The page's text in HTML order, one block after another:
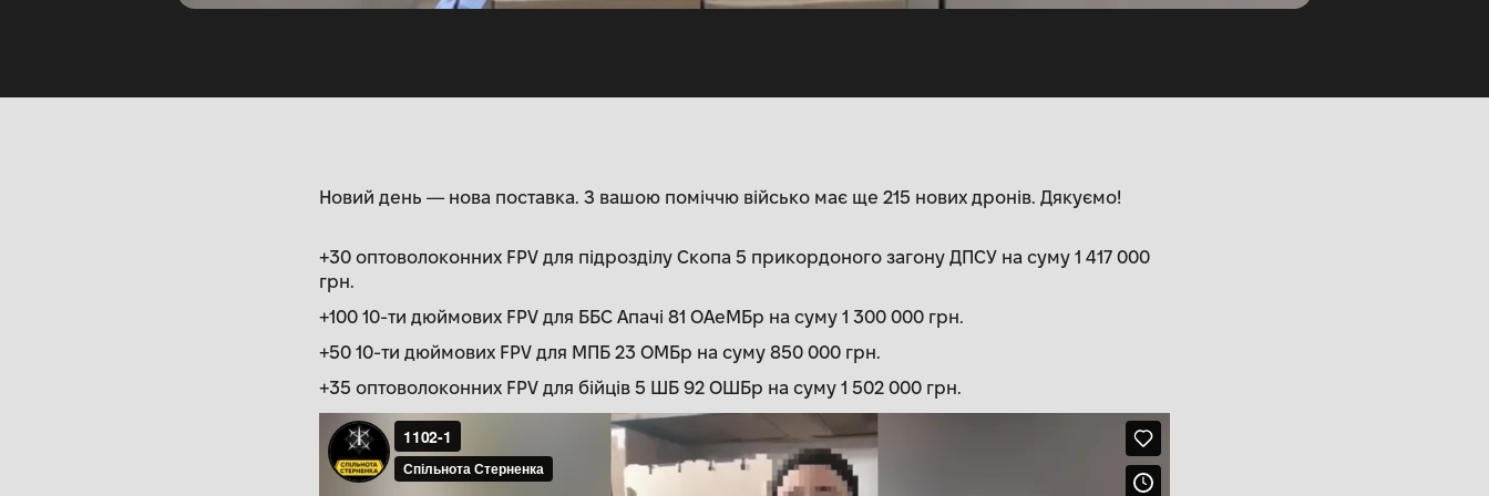
Новий день — нова поставка. З вашою поміччю військо має ще 215 нових дронів. Дякуємо!
+30 оптоволоконних FPV для підрозділу Скопа 5 прикордоного загону ДПСУ на суму 1 417 000
грн.
+100 10-ти дюймових FPV для ББС Апачі 81 ОАеМБр на суму 1 300 000 грн.
+50 10-ти дюймових FPV для МПБ 23 ОМБр на суму 850 000 грн.
+35 оптоволоконних FPV для бійців 5 ШБ 92 ОШБр на суму 1 502 000 грн.